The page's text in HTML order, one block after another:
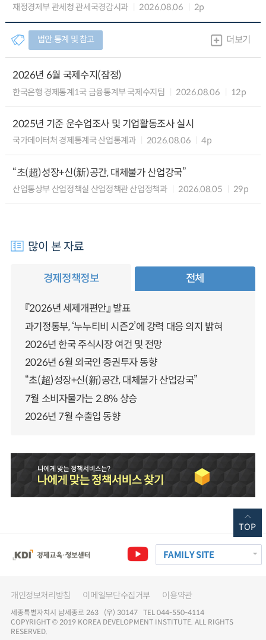
재정경제부 관세청 관세국경감시과 2026.08.06 2p
법안.통계 및 참고 더보기
2026년 6월 국제수지(잠정)
한국은행 경제통계1국 금융통계부 국제수지팀 2026.08.06 12p
2025년 기준 운수업조사 및 기업활동조사 실시
국가데이터처 경제통계국 산업통계과 2026.08.06 4p
“초(超)성장+신(新)공간, 대체불가 산업강국”
산업통상부 산업정책실 산업정책관 산업정책과 2026.08.05 29p
많이 본 자료
경제정책정보 전체
『2026년 세제개편안』 발표
과기정통부, ‘누누티비 시즌2’에 강력 대응 의지 밝혀
2026년 한국 주식시장 여건 및 전망
2026년 6월 외국인 증권투자 동향
“초(超)성장+신(新)공간, 대체불가 산업강국”
7월 소비자물가는 2.8% 상승
2026년 7월 수출입 동향
FAMILY SITE
개인정보처리방침 이메일무단수집거부 이용약관
세종특별자치시 남세종로 263 (우) 30147 TEL 044-550-4114
COPYRIGHT © 2019 KOREA DEVELOPMENT INSTITUTE. ALL RIGHTS
RESERVED.
TOP